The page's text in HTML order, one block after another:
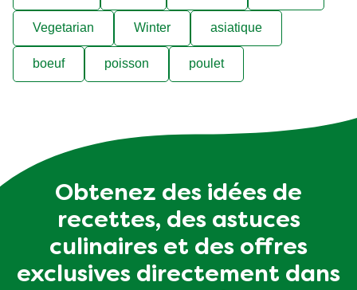
Vegetarian Winter asiatique
boeuf poisson poulet
Obtenez des idées de
recettes, des astuces
culinaires et des offres
exclusives directement dans